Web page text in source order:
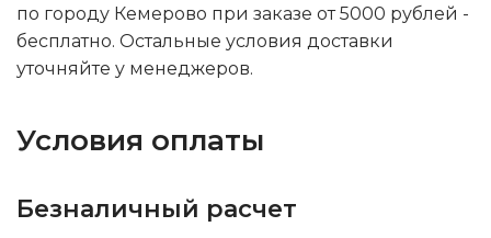
по городу Кемерово при заказе от 5000 рублей -
бесплатно. Остальные условия доставки
уточняйте у менеджеров.
Условия оплаты
Безналичный расчет